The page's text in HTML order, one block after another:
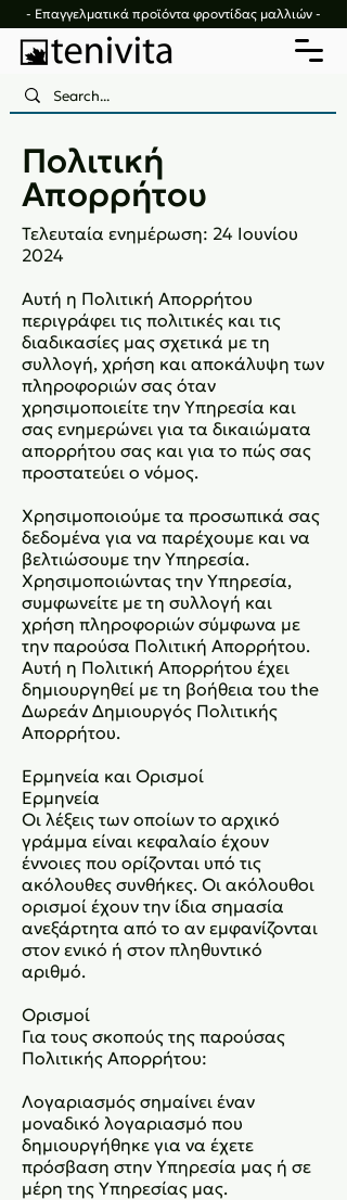
- Επαγγελματικά προϊόντα φροντίδας μαλλιών -
Πολιτική
Απορρήτου
Τελευταία ενημέρωση: 24 Ιουνίου
2024
Αυτή η Πολιτική Απορρήτου
περιγράφει τις πολιτικές και τις
διαδικασίες μας σχετικά με τη
συλλογή, χρήση και αποκάλυψη των
πληροφοριών σας όταν
χρησιμοποιείτε την Υπηρεσία και
σας ενημερώνει για τα δικαιώματα
απορρήτου σας και για το πώς σας
προστατεύει ο νόμος.
Χρησιμοποιούμε τα προσωπικά σας
δεδομένα για να παρέχουμε και να
βελτιώσουμε την Υπηρεσία.
Χρησιμοποιώντας την Υπηρεσία,
συμφωνείτε με τη συλλογή και
χρήση πληροφοριών σύμφωνα με
την παρούσα Πολιτική Απορρήτου.
Αυτή η Πολιτική Απορρήτου έχει
δημιουργηθεί με τη βοήθεια του the
Δωρεάν Δημιουργός Πολιτικής
Απορρήτου.
Ερμηνεία και Ορισμοί
Ερμηνεία
Οι λέξεις των οποίων το αρχικό
γράμμα είναι κεφαλαίο έχουν
έννοιες που ορίζονται υπό τις
ακόλουθες συνθήκες. Οι ακόλουθοι
ορισμοί έχουν την ίδια σημασία
ανεξάρτητα από το αν εμφανίζονται
στον ενικό ή στον πληθυντικό
αριθμό.
Ορισμοί
Για τους σκοπούς της παρούσας
Πολιτικής Απορρήτου:
Λογαριασμός σημαίνει έναν
μοναδικό λογαριασμό που
δημιουργήθηκε για να έχετε
πρόσβαση στην Υπηρεσία μας ή σε
μέρη της Υπηρεσίας μας.